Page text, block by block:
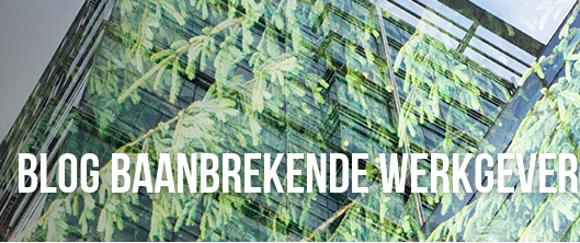
BLOG BAANBREKENDE WERKGEVER